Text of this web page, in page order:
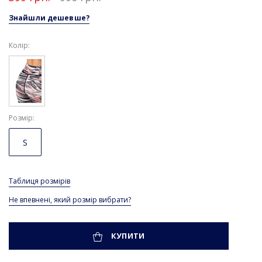
Знайшли дешевше?
Колір:
Розмір
S
Таблиця розмірів
Не впевнені, який розмір вибрати?
КУПИТИ